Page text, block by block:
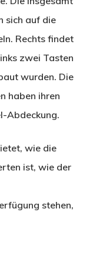
sich auf die
Rechts findet
zwei Tasten
wurden. Die
haben ihren
Abdeckung.
wie die
ist, wie der
stehen,